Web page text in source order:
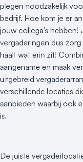
Heisessie
Hotel
Hybride events
Industriële locatie
Kasteel en
Kleine / intieme
Locaties aan zee
Museum
plegen noodzakelijk
bedrijf. Hoe kom je er
jouw collega’s hebben!
vergaderingen dus
haalt wat erin zit!
aangename en maak
uitgebreid
verschillende locaties
aanbieden waarbij ook
is.
De juiste